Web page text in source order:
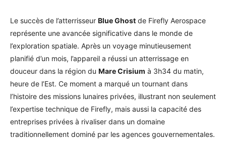
Le succès de l’atterrisseur Blue Ghost de Firefly Aerospace
représente une avancée significative dans le monde de
l’exploration spatiale. Après un voyage minutieusement
planifié d’un mois, l’appareil a réussi un atterrissage en
douceur dans la région du Mare Crisium à 3h34 du matin,
heure de l’Est. Ce moment a marqué un tournant dans
l’histoire des missions lunaires privées, illustrant non seulement
l’expertise technique de Firefly, mais aussi la capacité des
entreprises privées à rivaliser dans un domaine
traditionnellement dominé par les agences gouvernementales.